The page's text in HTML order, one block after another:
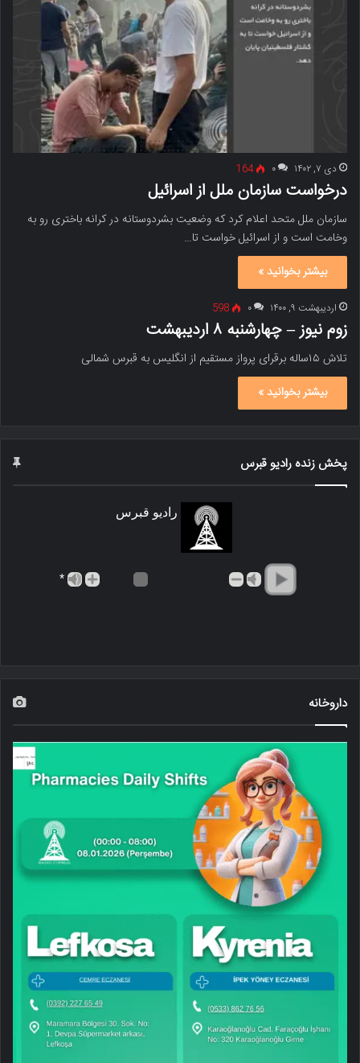
دی ۷, ۱۴۰۲ ۰ 164
درخواست سازمان ملل از اسرائیل
سازمان ملل متحد اعلام کرد که وضعیت بشردوستانه در کرانه باختری رو به
وخامت است و از اسرائیل خواست تا…
بیشتر بخوانید »
اردیبهشت ۹, ۱۴۰۰ ۰ 598
زوم نیوز – چهارشنبه ۸ اردیبهشت
تلاش ۱۵ساله برقرای پرواز مستقیم از انگلیس به قبرس شمالی
بیشتر بخوانید »
پخش زنده رادیو قبرس
رادیو قبرس
*
داروخانه